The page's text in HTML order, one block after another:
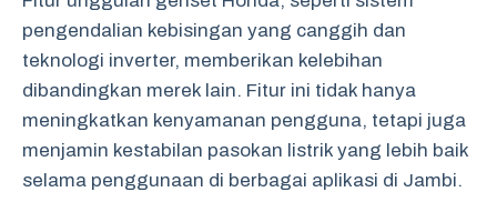
pengendalian kebisingan yang canggih dan
teknologi inverter, memberikan kelebihan
dibandingkan merek lain. Fitur ini tidak hanya
meningkatkan kenyamanan pengguna, tetapi juga
menjamin kestabilan pasokan listrik yang lebih baik
selama penggunaan di berbagai aplikasi di Jambi.